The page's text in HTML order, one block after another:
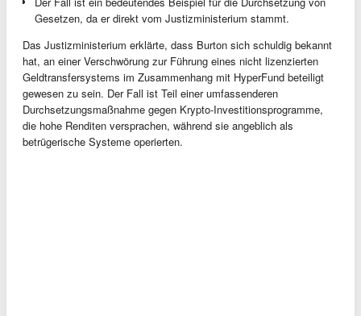
Gesetzen, da er direkt vom Justizministerium stammt.
Das Justizministerium erklärte, dass Burton sich schuldig bekannt
hat, an einer Verschwörung zur Führung eines nicht lizenzierten
Geldtransfersystems im Zusammenhang mit HyperFund beteiligt
gewesen zu sein. Der Fall ist Teil einer umfassenderen
Durchsetzungsmaßnahme gegen Krypto-Investitionsprogramme,
die hohe Renditen versprachen, während sie angeblich als
betrügerische Systeme operierten.